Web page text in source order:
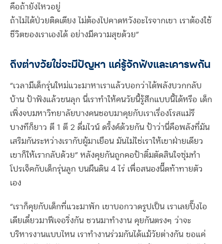
คือถ้ายังไหวอยู่
ถ้าไม่ได้ป่วยติดเตียง ไม่ต้องไปคาดหวังอะไรจากเขา เราต้องใช้
ชีวิตของเราเองได้ อย่างมีความสุขด้วย”
ถึงต่างวัยใช่จะมีปัญหา แค่รู้จักฟังและเคารพกัน
“เวลามีเด็กรุ่นใหม่แวะมาหาเราแล้วบอกว่าได้พลังบวกกลับ
บ้าน ป้าฟังแล้วขนลุก นี่เราทำให้คนวัยนี้รู้สึกแบบนี้ได้หรือ เด็ก
เพิ่งจบมหาวิทยาลัยบางคนชอบมาคุยกับเราเรื่องโรสแม่รี
บางทีก็ยาว ตี 1 ตี 2 ดื่มไวน์ ดริ้งค์ด้วยกัน ป้าว่านี่คือพลังที่มัน
เสริมกันระหว่างเรากับผู้มาเยือน มันไม่ใช่เราให้เขาฝ่ายเดียว
เขาก็ให้เรากลับด้วย” หลังคุยกันถูกคอป้าติ๋มตัดสินใจซุ่มทำ
โปรเจ็คกับเด็กรุ่นลูก บนผืนดิน 4 ไร่ เพื่อสนองนี๊ดท้าทายตัว
เอง
“เราก็คุยกับเด็กที่แวะมาพัก เขาบอกวาดรูปเป็น เราเลยปิ๊งไอ
เดียเดี๋ยวมาฟีเจอริ่งกัน ชวนมาทำงาน คุยกันตรงๆ ว่าจะ
บริหารงานแบบไหน เราทำงานร่วมกันได้แม้วัยต่างกัน ขอแค่